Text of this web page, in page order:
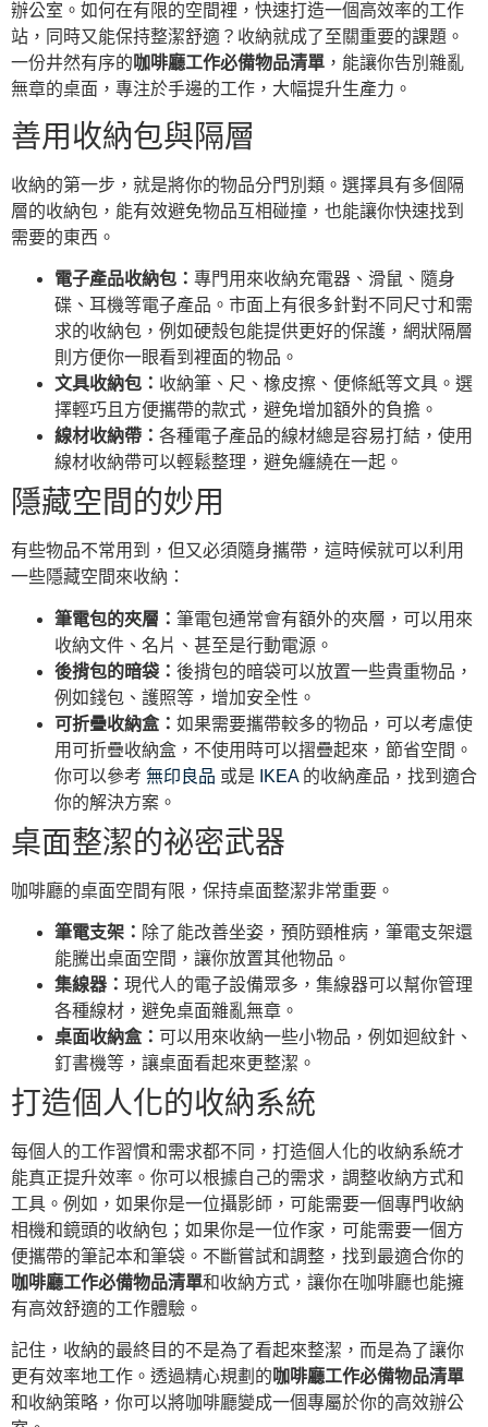
辦公室。如何在有限的空間裡，快速打造一個高效率的工作
站，同時又能保持整潔舒適？收納就成了至關重要的課題。
一份井然有序的咖啡廳工作必備物品清單 ，能讓你告別雜亂
無章的桌面，專注於手邊的工作，大幅提升生產力。
善用收納包與隔層
收納的第一步，就是將你的物品分門別類。選擇具有多個隔
層的收納包，能有效避免物品互相碰撞，也能讓你快速找到
需要的東西。
電子產品收納包： 專門用來收納充電器、滑鼠、隨身
碟、耳機等電子產品。市面上有很多針對不同尺寸和需
求的收納包，例如硬殼包能提供更好的保護，網狀隔層
則方便你一眼看到裡面的物品。
文具收納包： 收納筆、尺、橡皮擦、便條紙等文具。選
擇輕巧且方便攜帶的款式，避免增加額外的負擔。
線材收納帶： 各種電子產品的線材總是容易打結，使用
線材收納帶可以輕鬆整理，避免纏繞在一起。
隱藏空間的妙用
有些物品不常用到，但又必須隨身攜帶，這時候就可以利用
一些隱藏空間來收納：
筆電包的夾層： 筆電包通常會有額外的夾層，可以用來
收納文件、名片、甚至是行動電源。
後揹包的暗袋： 後揹包的暗袋可以放置一些貴重物品，
例如錢包、護照等，增加安全性。
可折疊收納盒： 如果需要攜帶較多的物品，可以考慮使
用可折疊收納盒，不使用時可以摺疊起來，節省空間。
你可以參考 無印良品 或是 IKEA的收納產品，找到適合
你的解決方案。
桌面整潔的祕密武器
咖啡廳的桌面空間有限，保持桌面整潔非常重要。
筆電支架： 除了能改善坐姿，預防頸椎病，筆電支架還
能騰出桌面空間，讓你放置其他物品。
集線器： 現代人的電子設備眾多，集線器可以幫你管理
各種線材，避免桌面雜亂無章。
桌面收納盒： 可以用來收納一些小物品，例如迴紋針、
釘書機等，讓桌面看起來更整潔。
打造個人化的收納系統
每個人的工作習慣和需求都不同，打造個人化的收納系統才
能真正提升效率。你可以根據自己的需求，調整收納方式和
工具。例如，如果你是一位攝影師，可能需要一個專門收納
相機和鏡頭的收納包；如果你是一位作家，可能需要一個方
便攜帶的筆記本和筆袋。不斷嘗試和調整，找到最適合你的
咖啡廳工作必備物品清單和收納方式，讓你在咖啡廳也能擁
有高效舒適的工作體驗。
記住，收納的最終目的不是為了看起來整潔，而是為了讓你
更有效率地工作。透過精心規劃的咖啡廳工作必備物品清單
和收納策略，你可以將咖啡廳變成一個專屬於你的高效辦公